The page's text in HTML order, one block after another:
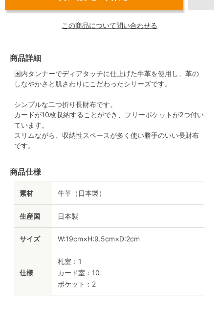
この商品について問い合わせる
商品詳細
国内タンナーでディアタッチに仕上げた牛革を使用し、革の
しなやかさと肌さわりにこだわったシリーズです。
シンプルな二つ折り長財布です。
カードが10枚収納することができ、フリーポケットが2つ付い
ています。
スリムながら、収納性スペースが多く使い勝手のいい長財布
です。
商品仕様
素材 牛革（日本製）
生産国 日本製
サイズ W:19cm×H:9.5cm×D:2cm
仕様
札室：1
カード室：10
ポケット：2